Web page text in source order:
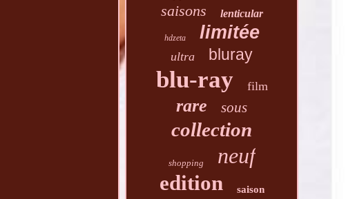
saisons lenticular
hdzeta limitée
ultra bluray
blu-ray film
rare sous
collection
shopping neuf
edition saison